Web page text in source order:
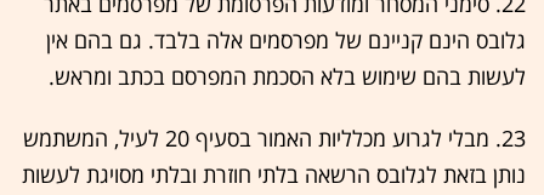
גלובס הינם קניינם של מפרסמים אלה בלבד. גם בהם אין
לעשות בהם שימוש בלא הסכמת המפרסם בכתב ומראש.
23. מבלי לגרוע מכלליות האמור בסעיף ‏20 לעיל, המשתמש
נותן בזאת לגלובס הרשאה בלתי חוזרת ובלתי מסויגת לעשות